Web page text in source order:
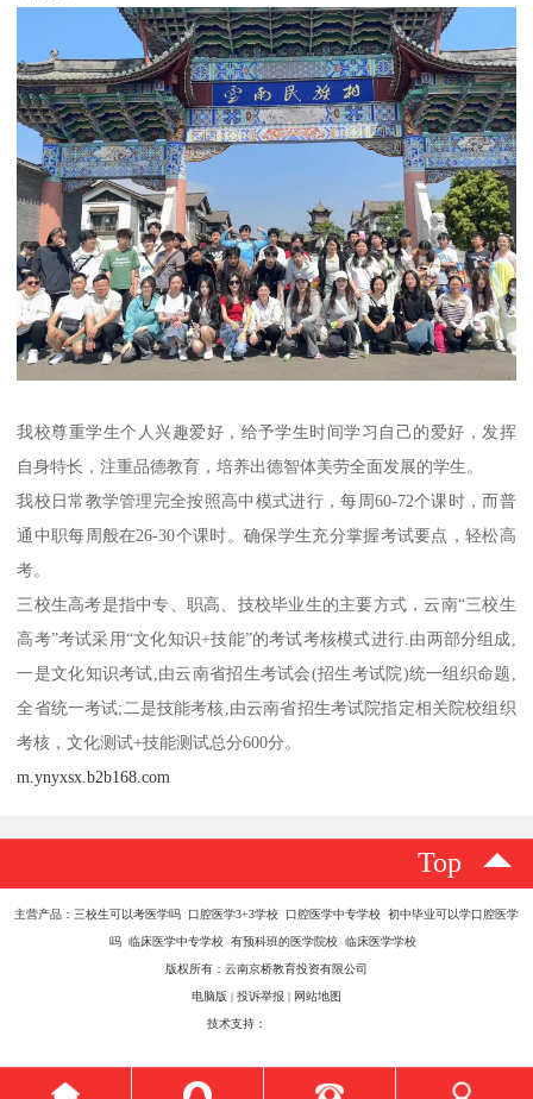
我校尊重学生个人兴趣爱好，给予学生时间学习自己的爱好，发挥
自身特长，注重品德教育，培养出德智体美劳全面发展的学生。
我校日常教学管理完全按照高中模式进行，每周60-72个课时，而普
通中职每周般在26-30个课时。确保学生充分掌握考试要点，轻松高
考。
三校生高考是指中专、职高、技校毕业生的主要方式，云南“三校生
高考”考试采用“文化知识+技能”的考试考核模式进行.由两部分组成,
一是文化知识考试,由云南省招生考试会(招生考试院)统一组织命题,
全省统一考试;二是技能考核,由云南省招生考试院指定相关院校组织
考核，文化测试+技能测试总分600分。
m.ynyxsx.b2b168.com
Top
主营产品：三校生可以考医学吗 口腔医学3+3学校 口腔医学中专学校 初中毕业可以学口腔医学
吗 临床医学中专学校 有预科班的医学院校 临床医学学校
版权所有：云南京桥教育投资有限公司
电脑版 | 投诉举报 | 网站地图
技术支持：